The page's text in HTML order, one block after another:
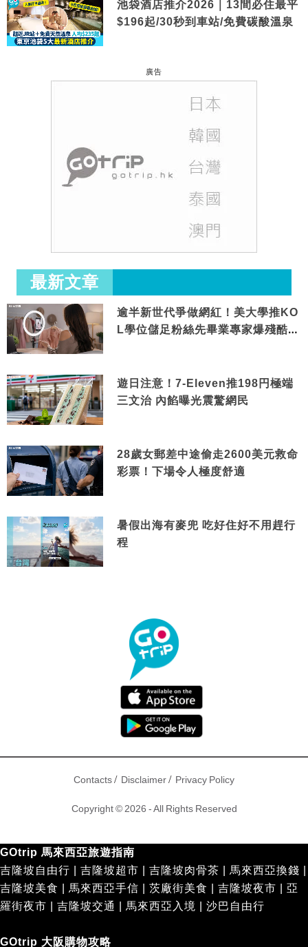
池袋酒店推介2026｜13間必住最平
$196起/30秒到車站/免費碳酸溫泉
廣告
最新文章
逾半新世代爭做網紅！美大學推KO
L學位儲足粉絲先畢業專家爆殘酷現
遊日注意！7-Eleven推198円極端
三文治 內餡曝光震驚網民
28歲女郵差中途偷走2600美元救命
彩票！下場令人極度舒適
暑假出海有麥兜 吃好住好不用趕行
程
Contacts/ Disclaimer/ Privacy Policy
Copyright © 2026 - All Rights Reserved
GOtrip 馬來西亞旅遊指南
吉隆坡自由行
吉隆坡超市 吉隆坡肉骨茶 馬來西亞換錢
吉隆坡美食
馬來西亞手信 茨廠街美食 吉隆坡夜市
亞
羅街夜市
吉隆坡交通 馬來西亞入境 沙巴自由行
GOtrip 大阪購物攻略